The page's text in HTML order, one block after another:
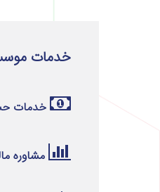
خدمات
خدمات
مشاوره